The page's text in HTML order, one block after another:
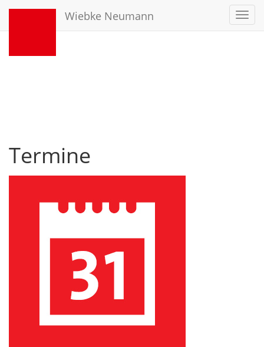
Wiebke Neumann
Termine